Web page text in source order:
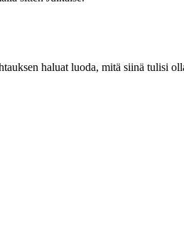
haluat luoda, mitä siinä tulisi